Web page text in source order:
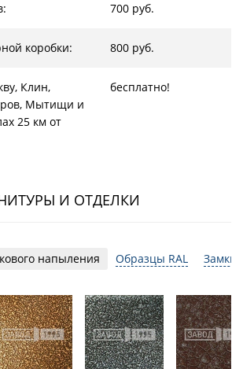
700 руб.
коробки: 800 руб.
Клин,
Мытищи и
25 км от
бесплатно!
И ОТДЕЛКИ
напыления Образцы RAL Замки